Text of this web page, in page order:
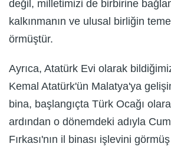
değil, milletimizi de birbirine
kalkınmanın ve ulusal birliğin
örmüştür.
Ayrıca, Atatürk Evi olarak
Kemal Atatürk'ün Malatya'ya
bina, başlangıçta Türk Ocağı
ardından o dönemdeki adıyla
Fırkası'nın il binası işlevini